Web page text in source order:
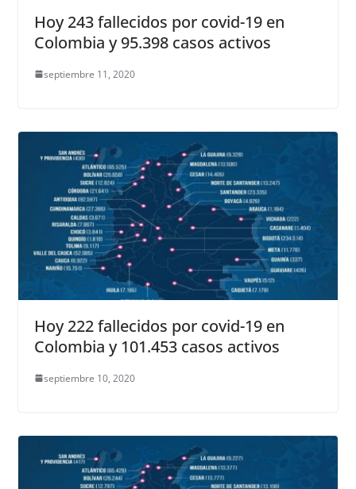
Hoy 243 fallecidos por covid-19 en
Colombia y 95.398 casos activos
septiembre 11, 2020
Hoy 222 fallecidos por covid-19 en
Colombia y 101.453 casos activos
septiembre 10, 2020